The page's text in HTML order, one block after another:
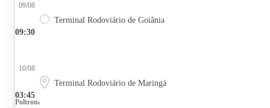
09:30
09/08
Terminal Rodoviário de Goiânia
03:45
10/08
Terminal Rodoviário de Maringá
Poltrona